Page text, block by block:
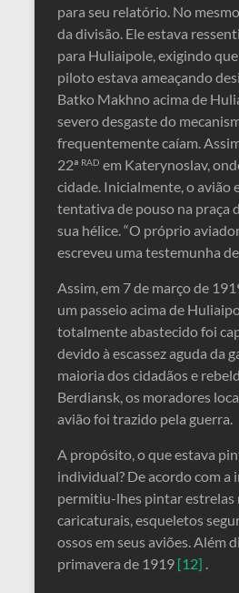
para seu relatório. No
da divisão. Ele estava
para Huliaipole, exigindo que
piloto estava ameaçando
Batko Makhno acima de
severo desgaste do
frequentemente caíam.
22ª RAD em Katerynoslav,
cidade. Inicialmente, o avião
tentativa de pouso na praça
sua hélice. “O próprio
escreveu uma testemunha
Assim, em 7 de março de
um passeio acima de
totalmente abastecido foi
devido à escassez aguda da
maioria dos cidadãos e
Berdiansk, os moradores
avião foi trazido pela guerra.
A propósito, o que estava
individual? De acordo com a
permitiu-lhes pintar estrelas
caricaturais, esqueletos
ossos em seus aviões. Além
primavera de 1919 [12]